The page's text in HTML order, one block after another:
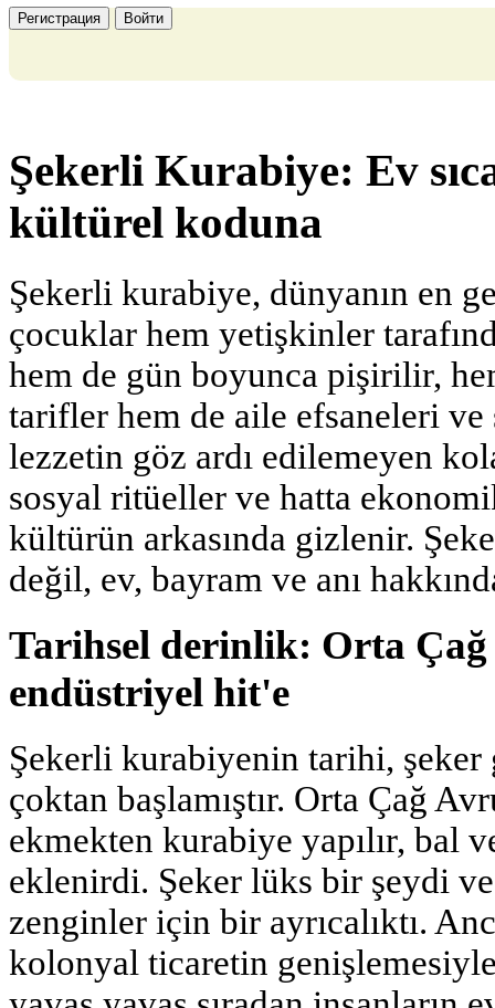
Регистрация Войти
Şekerli Kurabiye: Ev
kültürel koduna
Şekerli kurabiye, dünyanın en
çocuklar hem yetişkinler
hem de gün boyunca pişirilir,
tarifler hem de aile efsaneleri ve
lezzetin göz ardı edilemeyen
sosyal ritüeller ve hatta
kültürün arkasında gizlenir.
değil, ev, bayram ve anı
Tarihsel derinlik: Orta
endüstriyel hit'e
Şekerli kurabiyenin tarihi, şeker
çoktan başlamıştır. Orta Çağ
ekmekten kurabiye yapılır, bal
eklenirdi. Şeker lüks bir şeydi
zenginler için bir ayrıcalıktı.
kolonyal ticaretin